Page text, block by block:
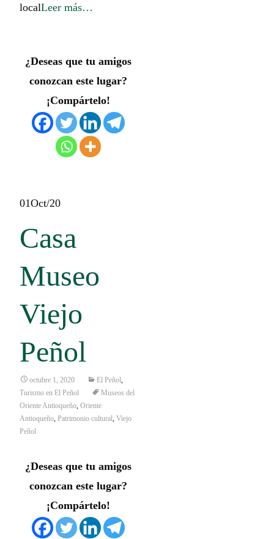
localLeer más…
¿Deseas que tu amigos
conozcan este lugar?
¡Compártelo!
01Oct/20
Casa
Museo
Viejo
Peñol
octubre 1, 2020 El Peñol
Turismo en El Peñol
Museos del
Oriente Antioqueño Oriente
Antioqueño Patrimonio cultural Viejo
Peñol
¿Deseas que tu amigos
conozcan este lugar?
¡Compártelo!